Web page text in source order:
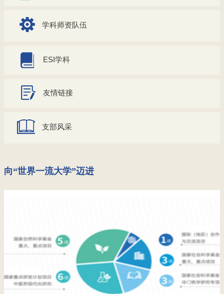
学科师资队伍
ESI学科
友情链接
支部风采
向“世界一流大学”迈进